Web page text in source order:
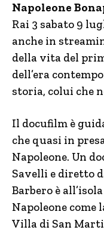
Napoleone
Rai 3 sabato 9
anche in
della vita del
dell’era
storia, colui che
Il docufilm è
che quasi in
Napoleone. Un
Savelli e diretto
Barbero è
Napoleone come
Villa di San